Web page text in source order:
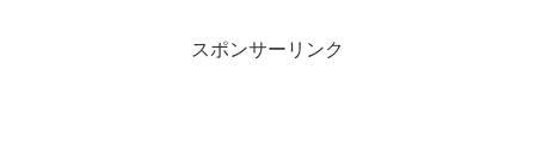
スポンサーリンク